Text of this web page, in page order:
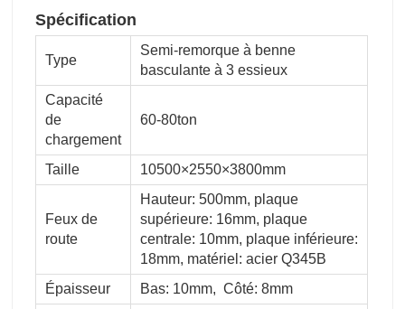
Spécification
Type
Semi-remorque à benne
basculante à 3 essieux
Capacité
de
chargement
60-80ton
Taille 10500×2550×3800mm
Feux de
route
Hauteur: 500mm, plaque
supérieure: 16mm, plaque
centrale: 10mm, plaque inférieure:
18mm, matériel: acier Q345B
Épaisseur
Bas: 10mm, Côté: 8mm